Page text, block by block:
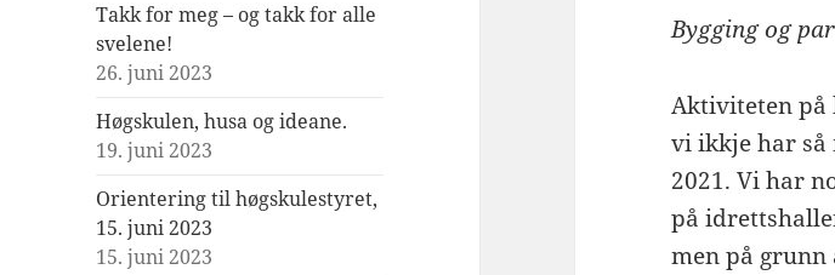
Takk for meg – og takk for alle
svelene!
26. juni 2023
Høgskulen, husa og ideane.
19. juni 2023
Orientering til høgskulestyret,
15. juni 2023
15. juni 2023
Bygging og
Aktiviteten på
vi ikkje har så
2021. Vi har
på
men på